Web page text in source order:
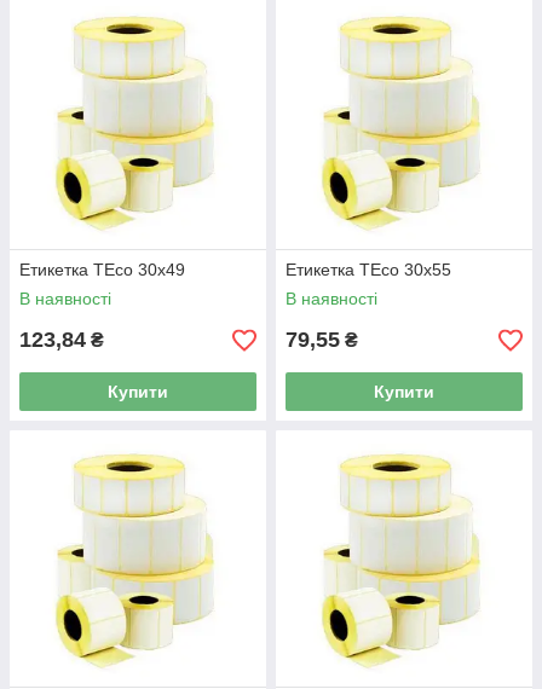
Етикетка TEco 30x49
В наявності
123,84 ₴
Купити
Етикетка TEco 30x55
В наявності
79,55 ₴
Купити